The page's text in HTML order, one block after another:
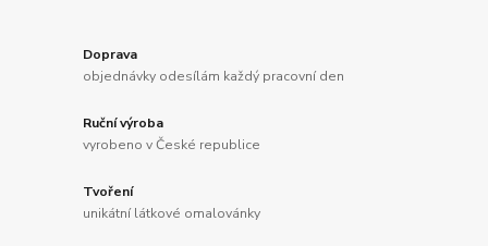
Doprava
objednávky odesílám každý pracovní den
Ruční výroba
vyrobeno v České republice
Tvoření
unikátní látkové omalovánky